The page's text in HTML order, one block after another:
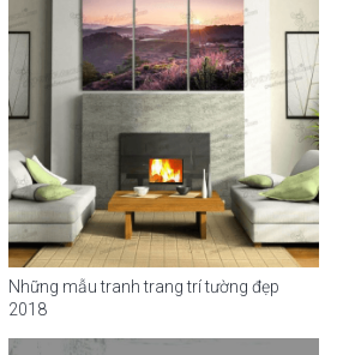
Những mẫu tranh trang trí tường đẹp
2018